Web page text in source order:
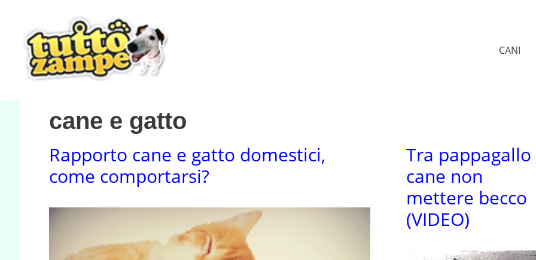
contenuto
CANI
cane e gatto
Rapporto cane e gatto domestici,
come comportarsi?
Tra pappagallo
cane non
mettere becco
(VIDEO)